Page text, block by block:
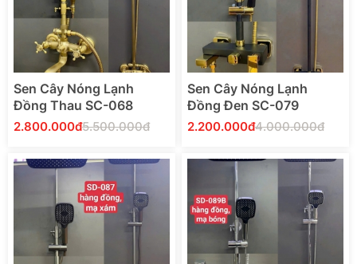
Thêm Vào Giỏ Hàng
Sen Cây Nóng Lạnh
Đồng Thau SC-068
2.800.000đ5.500.000đ
Thêm Vào Giỏ Hàng
Sen Cây Nóng Lạnh
Đồng Đen SC-079
2.200.000đ4.000.000đ